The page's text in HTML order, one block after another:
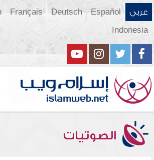
عربي Español
Deutsch
Français
Indonesia
الصوتيات